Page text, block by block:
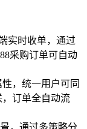
实时收单，通过
采购订单可自动
，统一用户可同
订单全自动流
，通过多策略分